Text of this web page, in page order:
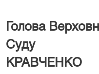
Голова
КРАВЧЕНКО